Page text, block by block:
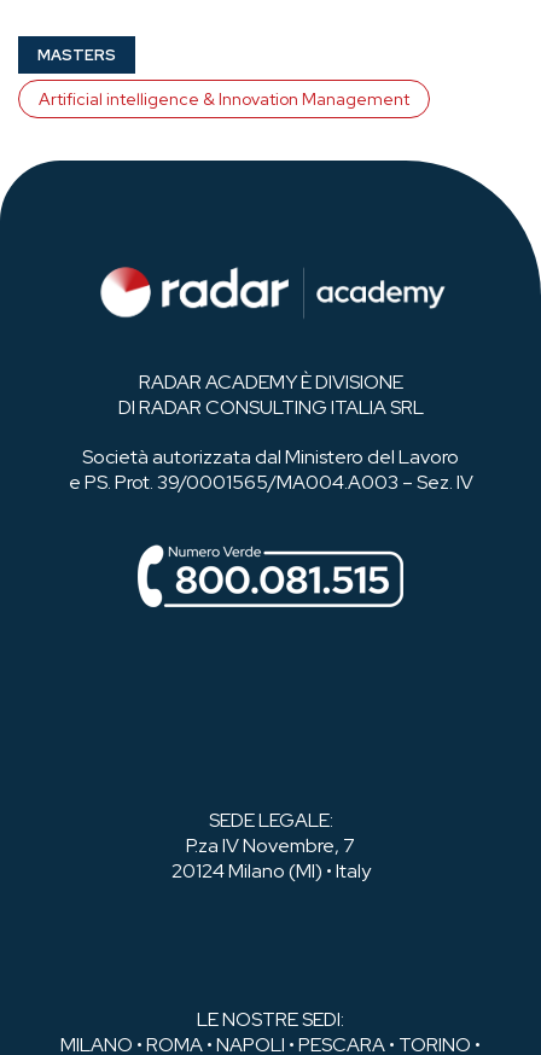
MASTERS
Artificial intelligence & Innovation Management
RADAR ACADEMY È DIVISIONE
DI RADAR CONSULTING ITALIA SRL
Società autorizzata dal Ministero del Lavoro
e PS. Prot. 39/0001565/MA004.A003 – Sez. IV
SEDE LEGALE:
P.za IV Novembre, 7
20124 Milano (MI) • Italy
LE NOSTRE SEDI:
MILANO • ROMA • NAPOLI • PESCARA • TORINO •